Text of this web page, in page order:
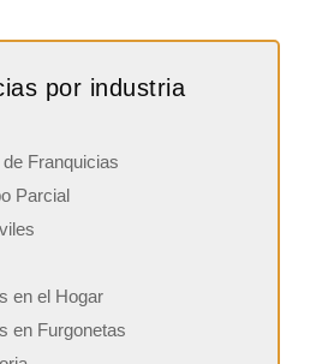
por industria
Franquicias
Parcial
en el Hogar
en Furgonetas